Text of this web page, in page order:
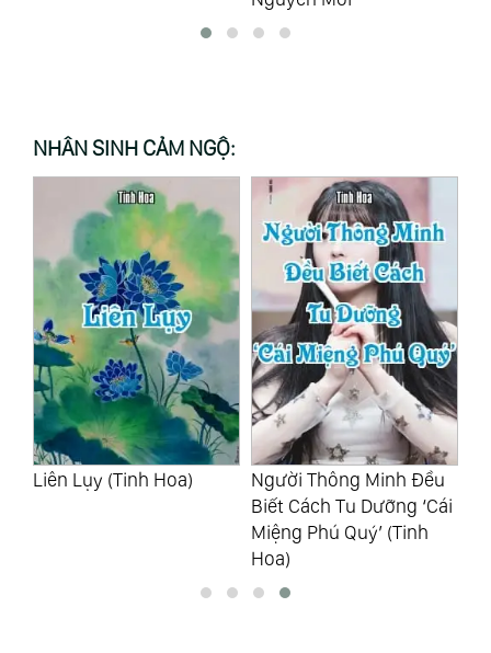
NHÂN SINH CẢM NGỘ:
Liên Lụy (Tinh Hoa)
Người Thông Minh Đều
Biết Cách Tu Dưỡng ‘Cái
Miệng Phú Quý’ (Tinh
Hoa)